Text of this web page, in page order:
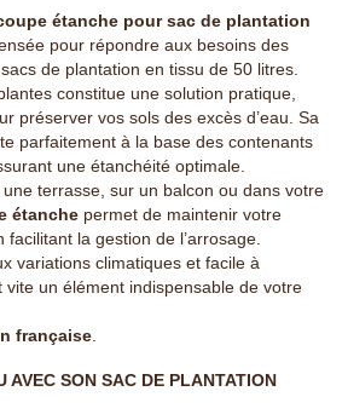
étanche pour sac de plantation
pour répondre aux besoins des
de plantation en tissu de 50 litres.
constitue une solution pratique,
préserver vos sols des excès d’eau. Sa
parfaitement à la base des contenants
une étanchéité optimale.
terrasse, sur un balcon ou dans votre
étanche permet de maintenir votre
la gestion de l’arrosage.
variations climatiques et facile à
vite un élément indispensable de votre
française
AVEC SON SAC DE PLANTATION